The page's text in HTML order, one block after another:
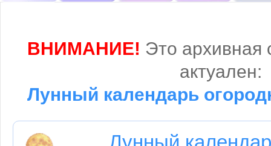
ВНИМАНИЕ! Это архивная
актуален:
Лунный календарь